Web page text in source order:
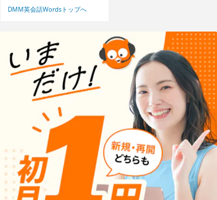
DMM英会話Wordsトップへ